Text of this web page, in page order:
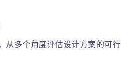
从多个角度评估设计方案的可行